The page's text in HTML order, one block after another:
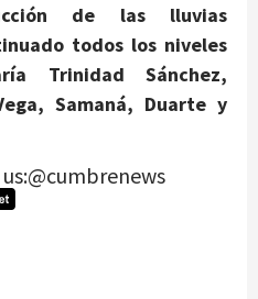
de las lluvias
todos los niveles
Trinidad Sánchez,
Samaná, Duarte y